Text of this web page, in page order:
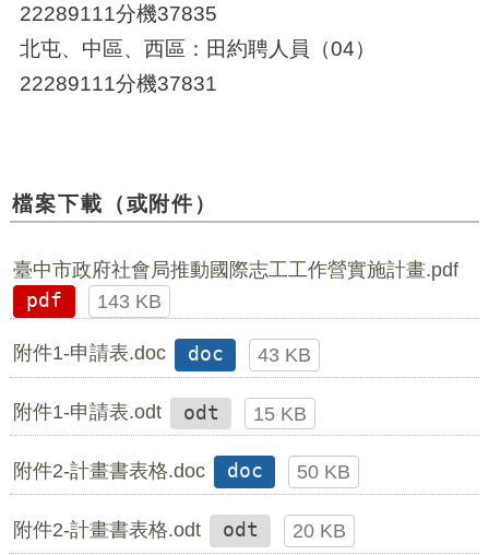
22289111分機37835
北屯、中區、西區：田約聘人員（04）
22289111分機37831
檔案下載（或附件）
臺中市政府社會局推動國際志工工作營實施計畫.pdf
pdf
143 KB
附件1-申請表.doc doc 43 KB
附件1-申請表.odt odt 15 KB
附件2-計畫書表格.doc doc 50 KB
附件2-計畫書表格.odt odt 20 KB